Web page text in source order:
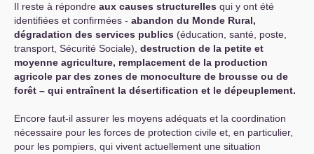
Il reste à répondre aux causes structurelles qui y ont été
identifiées et confirmées - abandon du Monde Rural,
dégradation des services publics (éducation, santé, poste,
transport, Sécurité Sociale), destruction de la petite et
moyenne agriculture, remplacement de la production
agricole par des zones de monoculture de brousse ou de
forêt – qui entraînent la désertification et le dépeuplement.
Encore faut-il assurer les moyens adéquats et la coordination
nécessaire pour les forces de protection civile et, en particulier,
pour les pompiers, qui vivent actuellement une situation